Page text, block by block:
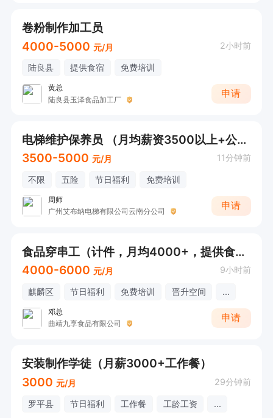
卷粉制作加工员
4000-5000 元/月 2小时前
陆良县 提供食宿 免费培训
黄总
陆良县玉泽食品加工厂
申请
电梯维护保养员 （月均薪资3500以上+公司福利）
3500-5000 元/月 11分钟前
不限 五险 节日福利 免费培训
周师
广州艾布纳电梯有限公司云南分公司
申请
食品穿串工（计件，月均4000+，提供食宿）
4000-6000 元/月 9小时前
麒麟区 节日福利 免费培训 晋升空间 ...
邓总
曲靖九享食品有限公司
申请
安装制作学徒（月薪3000+工作餐）
3000 元/月 29分钟前
罗平县 节日福利 工作餐 工龄工资 ...